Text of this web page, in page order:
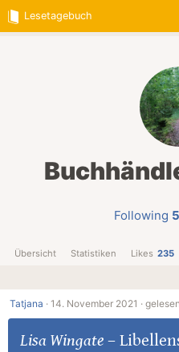
Lesetagebuch
Following 5
Übersicht Statistiken Likes 235
Tatjana · 14. November 2021 · gelesen
Lisa Wingate–